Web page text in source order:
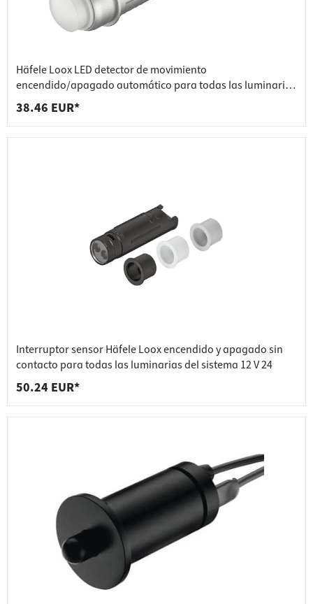
Häfele Loox LED detector de movimiento
encendido/apagado automático para todas las luminarias
en Sistema 12 V
38.46 EUR*
Interruptor sensor Häfele Loox encendido y apagado sin
contacto para todas las luminarias del sistema 12 V 24
50.24 EUR*